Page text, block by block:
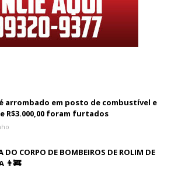
arrombado em posto de combustível e
R$3.000,00 foram furtados
DO CORPO DE BOMBEIROS DE ROLIM DE
👨‍🚒